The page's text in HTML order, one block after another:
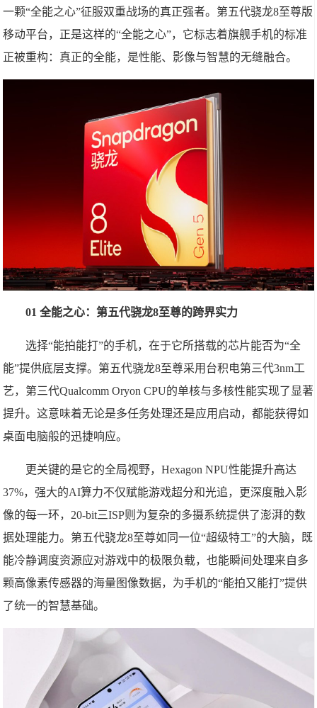
一颗“全能之心”征服双重战场的真正强者。第五代骁龙8至尊版
移动平台，正是这样的“全能之心”，它标志着旗舰手机的标准
正被重构：真正的全能，是性能、影像与智慧的无缝融合。
01 全能之心：第五代骁龙8至尊的跨界实力
选择“能拍能打”的手机，在于它所搭载的芯片能否为“全
能”提供底层支撑。第五代骁龙8至尊采用台积电第三代3nm工
艺，第三代Qualcomm Oryon CPU的单核与多核性能实现了显著
提升。这意味着无论是多任务处理还是应用启动，都能获得如
桌面电脑般的迅捷响应。
更关键的是它的全局视野，Hexagon NPU性能提升高达
37%，强大的AI算力不仅赋能游戏超分和光追，更深度融入影
像的每一环，20-bit三ISP则为复杂的多摄系统提供了澎湃的数
据处理能力。第五代骁龙8至尊如同一位“超级特工”的大脑，既
能冷静调度资源应对游戏中的极限负载，也能瞬间处理来自多
颗高像素传感器的海量图像数据，为手机的“能拍又能打”提供
了统一的智慧基础。